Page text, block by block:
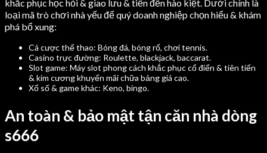
khắc phục học hỏi & giao lưu & tiến đến hào kiệt. Dưới chính là
loại mã trò chơi nhà yếu để quý doanh nghiệp chọn hiểu & khám
phá bổ xung:
Cá cược thể thao: Bóng đá, bóng rổ, chơi tennis.
Casino trực đường: Roulette, blackjack, baccarat.
Slot game: Máy slot phong cách khắc phục cổ điển & tiên tiến
& kim cương khuyến mãi chữa bảng giá cao.
Xổ số & game khác: Keno, bingo.
An toàn & bảo mật tận căn nhà dòng
s666